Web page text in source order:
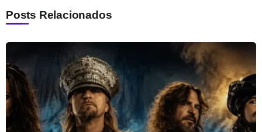
Posts Relacionados